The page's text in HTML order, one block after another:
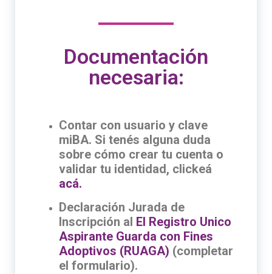
Documentación
necesaria:
Contar con usuario y clave
miBA. Si tenés alguna duda
sobre cómo crear tu cuenta o
validar tu identidad, clickeá
acá.
Declaración Jurada de
Inscripción al El Registro Unico
Aspirante Guarda con Fines
Adoptivos (RUAGA) (completar
el formulario).